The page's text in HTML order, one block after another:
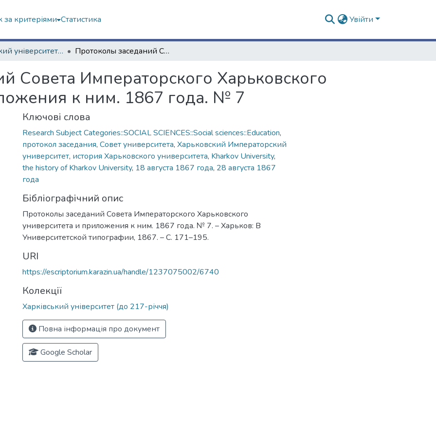
критеріями Статистика Увійти
Харківський університет (до 217-річчя) Протоколы заседаний Совета Императорского Харьковского университета и приложения к ним. 1867 года. № 7
Совета Императорского Харьковского
к ним. 1867 года. № 7
Ключові слова
Research Subject Categories::SOCIAL SCIENCES::Social sciences::Education,
протокол заседания, Совет университета, Харьковский Императорский
университет, история Харьковского университета, Kharkov University,
the history of Kharkov University, 18 августа 1867 года, 28 августа 1867
года
Бібліографічний опис
Протоколы заседаний Совета Императорского Харьковского
университета и приложения к ним. 1867 года. № 7. – Харьков: В
Университетской типографии, 1867. – С. 171–195.
URI
https://escriptorium.karazin.ua/handle/1237075002/6740
Колекції
Харківський університет (до 217-річчя)
Повна інформація про документ
Google Scholar